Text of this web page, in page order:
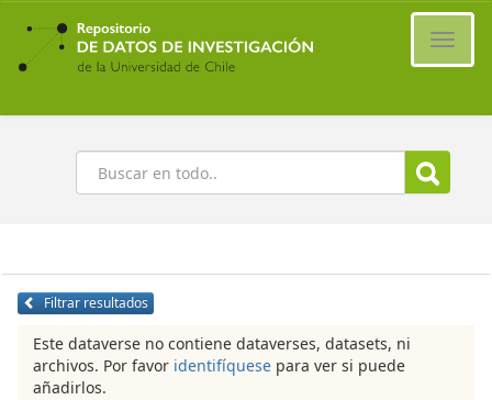
Ir
contenido
principal
Buscar
Filtrar resultados
Este dataverse no contiene dataverses, datasets, ni
archivos. Por favor identifíquese para ver si puede
añadirlos.